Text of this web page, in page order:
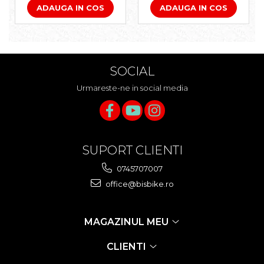
ADAUGA IN COS ADAUGA IN COS
SOCIAL
Urmareste-ne in social media
SUPORT CLIENTI
0745707007
office@bisbike.ro
MAGAZINUL MEU
CLIENTI